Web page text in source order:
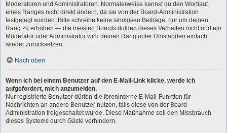
Moderatoren und Administratoren. Normalerweise kannst du den Wortlaut
eines Ranges nicht direkt ändern, da sie von der Board-Administration
festgelegt wurden. Bitte schreibe keine sinnlosen Beiträge, nur um deinen
Rang zu erhöhen — die meisten Boards dulden dieses Verhalten nicht und ein
Moderator oder Administrator wird deinen Rang unter Umständen einfach
wieder zurücksetzen.
Nach oben
Wenn ich bei einem Benutzer auf den E-Mail-Link klicke, werde ich
aufgefordert, mich anzumelden.
Nur registrierte Benutzer dürfen die foreninterne E-Mail-Funktion für
Nachrichten an andere Benutzer nutzen, falls diese von der Board-
Administration freigeschaltet wurde. Diese Maßnahme soll den Missbrauch
dieses Systems durch Gäste verhindern.